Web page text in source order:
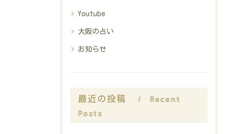
Youtube
大阪の占い
お知らせ
最近の投稿
Recent
Posts